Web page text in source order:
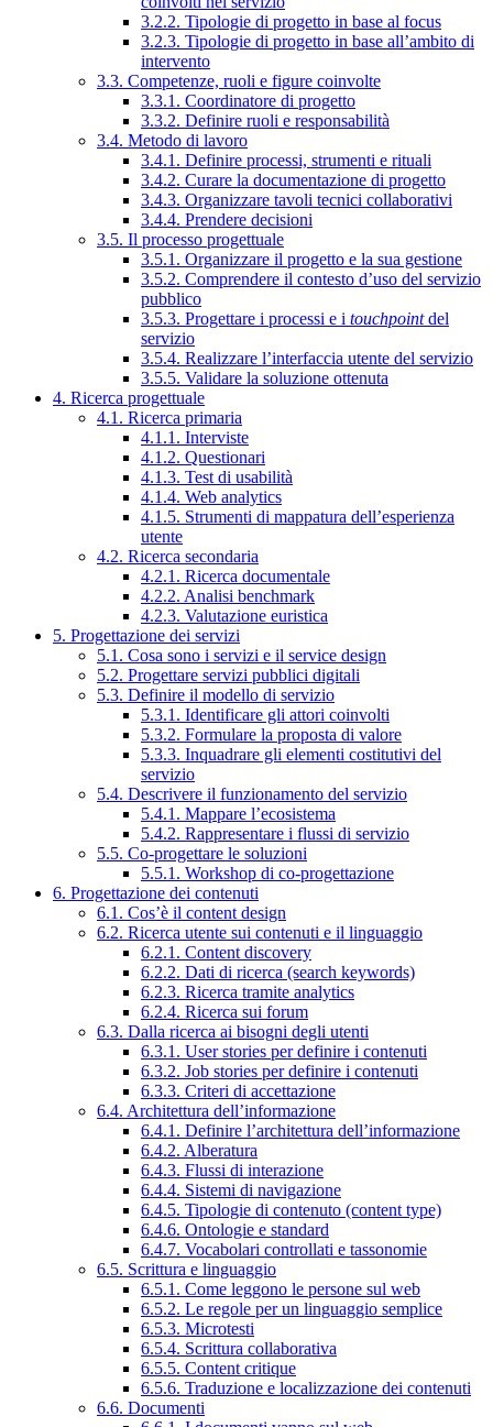
3.2.2. Tipologie di progetto in base al focus
3.2.3. Tipologie di progetto in base all’ambito di
intervento
3.3. Competenze, ruoli e figure coinvolte
3.3.1. Coordinatore di progetto
3.3.2. Definire ruoli e responsabilità
3.4. Metodo di lavoro
3.4.1. Definire processi, strumenti e rituali
3.4.2. Curare la documentazione di progetto
3.4.3. Organizzare tavoli tecnici collaborativi
3.4.4. Prendere decisioni
3.5. Il processo progettuale
3.5.1. Organizzare il progetto e la sua gestione
3.5.2. Comprendere il contesto d’uso del servizio
pubblico
3.5.3. Progettare i processi e i touchpointdel
servizio
3.5.4. Realizzare l’interfaccia utente del servizio
3.5.5. Validare la soluzione ottenuta
4. Ricerca progettuale
4.1. Ricerca primaria
4.1.1. Interviste
4.1.2. Questionari
4.1.3. Test di usabilità
4.1.4. Web analytics
4.1.5. Strumenti di mappatura dell’esperienza
utente
4.2. Ricerca secondaria
4.2.1. Ricerca documentale
4.2.2. Analisi benchmark
4.2.3. Valutazione euristica
5. Progettazione dei servizi
5.1. Cosa sono i servizi e il service design
5.2. Progettare servizi pubblici digitali
5.3. Definire il modello di servizio
5.3.1. Identificare gli attori coinvolti
5.3.2. Formulare la proposta di valore
5.3.3. Inquadrare gli elementi costitutivi del
servizio
5.4. Descrivere il funzionamento del servizio
5.4.1. Mappare l’ecosistema
5.4.2. Rappresentare i flussi di servizio
5.5. Co-progettare le soluzioni
5.5.1. Workshop di co-progettazione
6. Progettazione dei contenuti
6.1. Cos’è il content design
6.2. Ricerca utente sui contenuti e il linguaggio
6.2.1. Content discovery
6.2.2. Dati di ricerca (search keywords)
6.2.3. Ricerca tramite analytics
6.2.4. Ricerca sui forum
6.3. Dalla ricerca ai bisogni degli utenti
6.3.1. User stories per definire i contenuti
6.3.2. Job stories per definire i contenuti
6.3.3. Criteri di accettazione
6.4. Architettura dell’informazione
6.4.1. Definire l’architettura dell’informazione
6.4.2. Alberatura
6.4.3. Flussi di interazione
6.4.4. Sistemi di navigazione
6.4.5. Tipologie di contenuto (content type)
6.4.6. Ontologie e standard
6.4.7. Vocabolari controllati e tassonomie
6.5. Scrittura e linguaggio
6.5.1. Come leggono le persone sul web
6.5.2. Le regole per un linguaggio semplice
6.5.3. Microtesti
6.5.4. Scrittura collaborativa
6.5.5. Content critique
6.5.6. Traduzione e localizzazione dei contenuti
6.6. Documenti